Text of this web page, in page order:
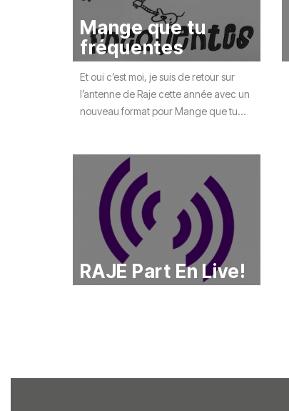
Mange que tu
fréquentes
Et oui c’est moi, je suis de retour sur
l’antenne de Raje cette année avec un
nouveau format pour Mange que tu...
RAJE Part En Live!